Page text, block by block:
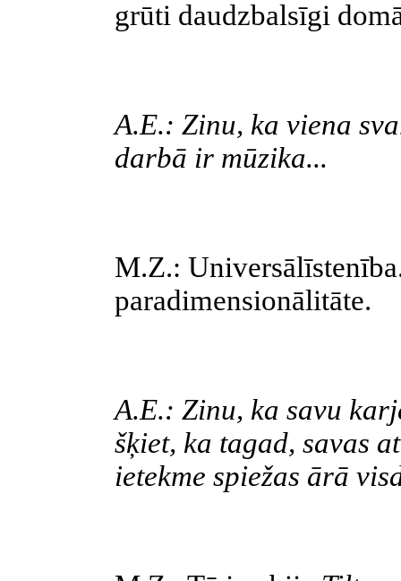
grūti daudzbalsīgi
A.E.: Zinu, ka viena
darbā ir mūzika...
M.Z.:
paradimensionālitāte.
A.E.: Zinu, ka savu
šķiet, ka tagad, savas
ietekme spiežas ārā